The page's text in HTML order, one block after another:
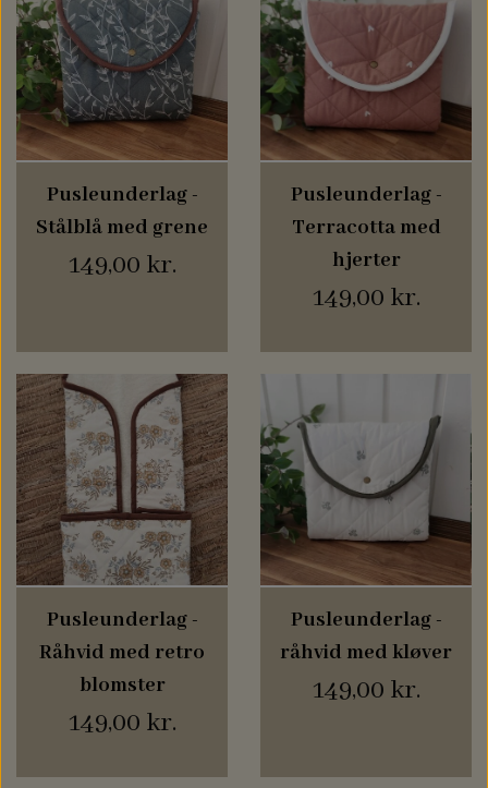
NAVN PÅ DÅBSKJOLE
BABYLØJER HOME
EDITION
BRILLE ETUIER
COMPUTER SLEEVES
Pusleunderlag -
Stålblå med grene
149,00 kr.
Pusleunderlag -
Terracotta med
hjerter
149,00 kr.
Pusleunderlag -
Råhvid med retro
blomster
149,00 kr.
Pusleunderlag -
råhvid med kløver
149,00 kr.